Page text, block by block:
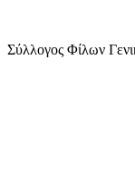
Σύλλογος Φίλων